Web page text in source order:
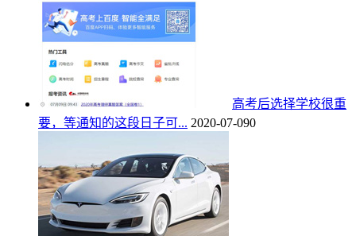
高考后选择学校很重
要，等通知的这段日子可... 2020-07-090